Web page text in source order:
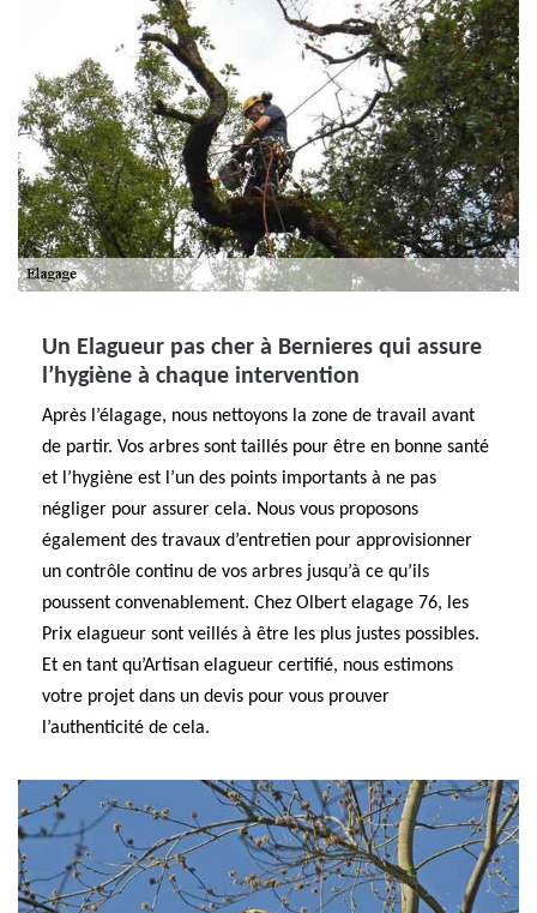
Un Elagueur pas cher à Bernieres qui assure
l’hygiène à chaque intervention
Après l’élagage, nous nettoyons la zone de travail avant
de partir. Vos arbres sont taillés pour être en bonne santé
et l’hygiène est l’un des points importants à ne pas
négliger pour assurer cela. Nous vous proposons
également des travaux d’entretien pour approvisionner
un contrôle continu de vos arbres jusqu’à ce qu’ils
poussent convenablement. Chez Olbert elagage 76, les
Prix elagueur sont veillés à être les plus justes possibles.
Et en tant qu’Artisan elagueur certifié, nous estimons
votre projet dans un devis pour vous prouver
l’authenticité de cela.